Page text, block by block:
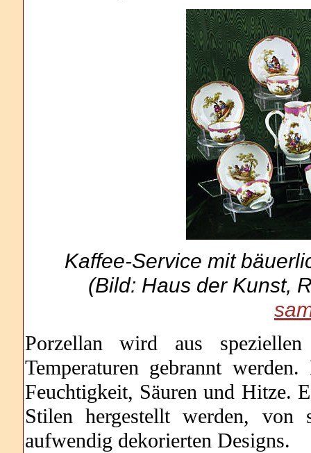
Kaffee-Service mit
(Bild: Haus der Kunst,
Porzellan wird aus
Temperaturen gebrannt
Feuchtigkeit, Säuren und Hitze.
Stilen hergestellt werden,
aufwendig dekorierten Designs.